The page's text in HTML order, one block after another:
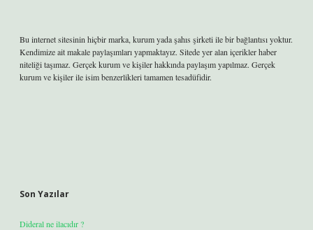
Bu internet sitesinin hiçbir marka, kurum yada şahıs şirketi ile bir bağlantısı yoktur.
Kendimize ait makale paylaşımları yapmaktayız. Sitede yer alan içerikler haber
niteliği taşımaz. Gerçek kurum ve kişiler hakkında paylaşım yapılmaz. Gerçek
kurum ve kişiler ile isim benzerlikleri tamamen tesadüfidir.
Son Yazılar
Dideral ne ilacıdır ?